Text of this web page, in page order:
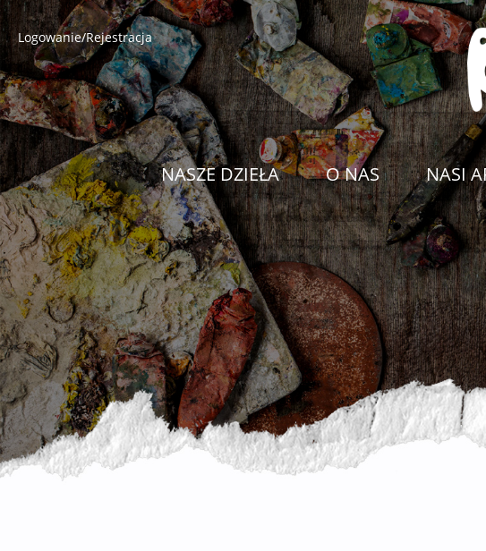
Logowanie/Rejestracja
NASZE DZIEŁA O NAS NASI